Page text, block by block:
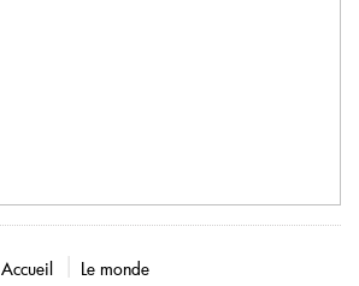
Accueil Le monde